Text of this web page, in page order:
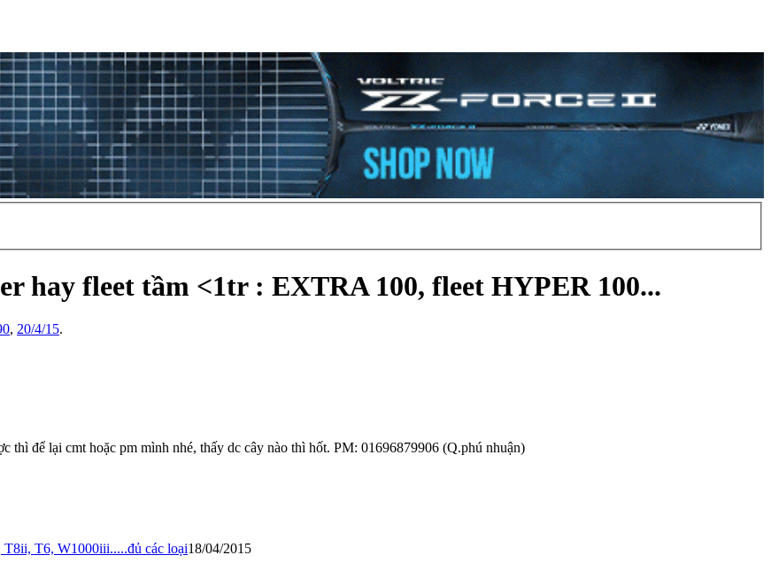
hay fleet tầm <1tr : EXTRA 100, fleet HYPER 100...
, 20/4/15.
thì để lại cmt hoặc pm mình nhé, thấy dc cây nào thì hốt. PM: 01696879906 (Q.phú nhuận)
T6, W1000iii.....đủ các loại18/04/2015